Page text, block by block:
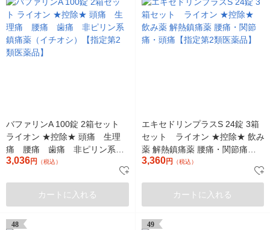
バファリンA 100錠 2箱セット
ライオン ★控除★ 頭痛 生理
痛 腰痛 歯痛 非ピリン系鎮
痛薬（イチオシ）【指定第2類
3,036円 （税込）
カートに入れる
エキセドリンプラスS 24錠 3箱
セット ライオン ★控除★ 飲み
薬 解熱鎮痛薬 腰痛・関節痛・
頭痛【指定第2類医薬品】
3,360円 （税込）
カートに入れる
48 49